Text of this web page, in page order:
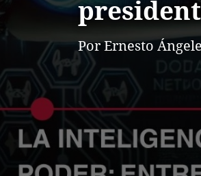
Por Ernesto